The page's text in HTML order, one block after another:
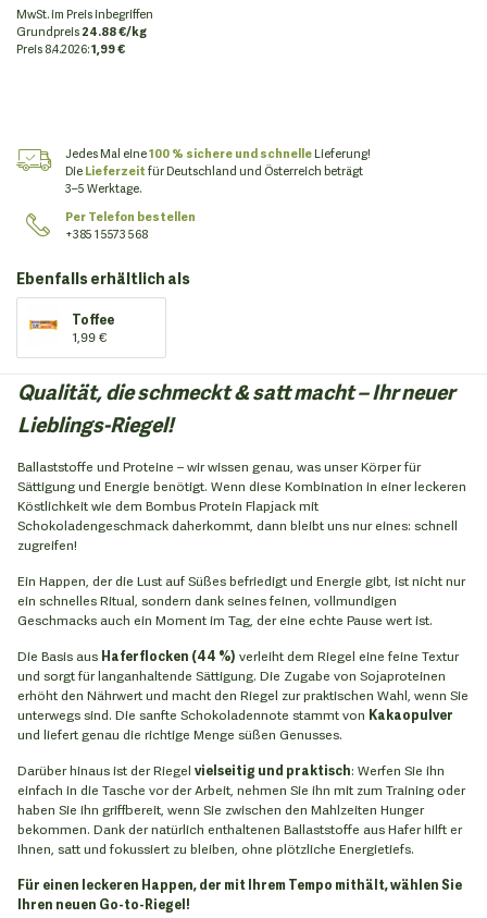
MwSt. im Preis inbegriffen
Grundpreis24.88 €/kg
Preis8.4.2026:1,99 €
Jedes Mal eine100 % sichere und schnelleLieferung!
DieLieferzeitfür Deutschland und Österreich beträgt
3–5 Werktage.
Per Telefon bestellen
+385 1 5573 568
Ebenfalls erhältlich als
Toffee
1,99 €
Qualität, die schmeckt & satt macht – Ihr neuer
Lieblings-Riegel!
Ballaststoffe und Proteine – wir wissen genau, was unser Körper für
Sättigung und Energie benötigt. Wenn diese Kombination in einer leckeren
Köstlichkeit wie dem Bombus Protein Flapjack mit
Schokoladengeschmack daherkommt, dann bleibt uns nur eines: schnell
zugreifen!
Ein Happen, der die Lust auf Süßes befriedigt und Energie gibt, ist nicht nur
ein schnelles Ritual, sondern dank seines feinen, vollmundigen
Geschmacks auch ein Moment im Tag, der eine echte Pause wert ist.
Die Basis aus Haferflocken (44 %) verleiht dem Riegel eine feine Textur
und sorgt für langanhaltende Sättigung. Die Zugabe von Sojaproteinen
erhöht den Nährwert und macht den Riegel zur praktischen Wahl, wenn Sie
unterwegs sind. Die sanfte Schokoladennote stammt von Kakaopulver
und liefert genau die richtige Menge süßen Genusses.
Darüber hinaus ist der Riegel vielseitig und praktisch: Werfen Sie ihn
einfach in die Tasche vor der Arbeit, nehmen Sie ihn mit zum Training oder
haben Sie ihn griffbereit, wenn Sie zwischen den Mahlzeiten Hunger
bekommen. Dank der natürlich enthaltenen Ballaststoffe aus Hafer hilft er
Ihnen, satt und fokussiert zu bleiben, ohne plötzliche Energietiefs.
Für einen leckeren Happen, der mit Ihrem Tempo mithält, wählen Sie
Ihren neuen Go-to-Riegel!